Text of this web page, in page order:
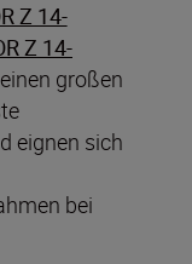
Z 14-
Z 14-
großen
eignen sich
bei